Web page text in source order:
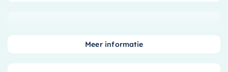
vrijstaande bad Noble
Meer informatie